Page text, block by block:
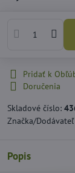
Pridať k
Doručenia
Skladové číslo:
Značka/Dodávateľ
Popis